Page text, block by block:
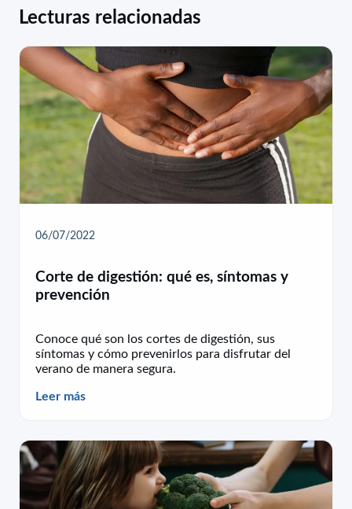
Lecturas relacionadas
06/07/2022
Corte de digestión: qué es, síntomas y
prevención
Conoce qué son los cortes de digestión, sus
síntomas y cómo prevenirlos para disfrutar del
verano de manera segura.
Leer más